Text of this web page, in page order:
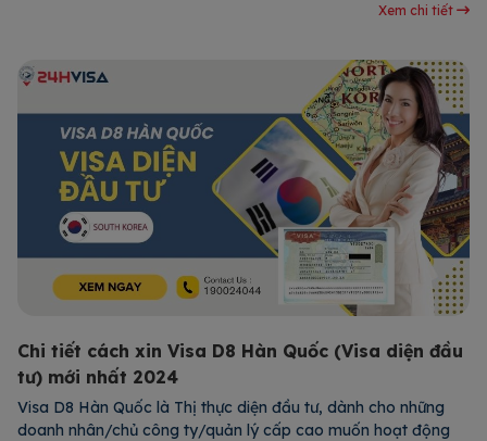
Xem chi tiết
Chi tiết cách xin Visa D8 Hàn Quốc (Visa diện đầu
tư) mới nhất 2024
Visa D8 Hàn Quốc là Thị thực diện đầu tư, dành cho những
doanh nhân/chủ công ty/quản lý cấp cao muốn hoạt động